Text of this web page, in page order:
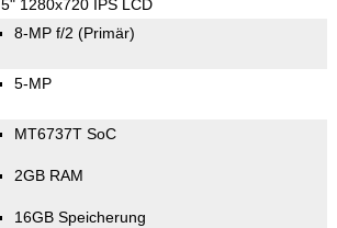
5" 1280x720 IPS LCD
8-MP f/2 (Primär)
5-MP
MT6737T SoC
2GB RAM
16GB Speicherung